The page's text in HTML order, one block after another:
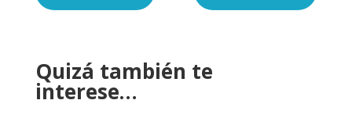
Quizá también te
interese…